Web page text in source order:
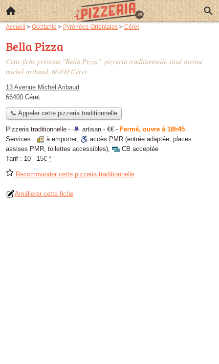
Accueil > Occitanie > Pyrénées-Orientales > Céret
Bella Pizza
Cette fiche présente "Bella Pizza", pizzeria traditionnelle situé avenue
michel aribaud, 66400 Céret.
13 Avenue Michel Aribaud
66400 Céret
📞 Appeler cette pizzeria traditionnelle
Pizzeria traditionnelle - artisan - €€ - Fermé, ouvre à 18h45
Services :
à emporter, accès PMR (entrée adaptée, places
assises PMR, toilettes accessibles),
CB acceptée
Tarif : 10 - 15€ *
Recommander cette pizzeria traditionnelle
Améliorer cette fiche